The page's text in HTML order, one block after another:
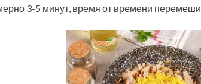
3-5 минут, время от времени